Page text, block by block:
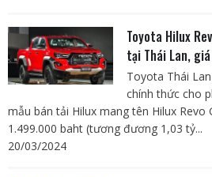
Toyota Hilux
tại Thái Lan,
Toyota Thái
chính thức cho
mẫu bán tải Hilux mang tên Hilux Revo
1.499.000 baht (tương đương 1,03 tỷ...
20/03/2024